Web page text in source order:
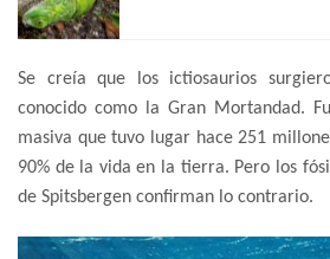
Se creía que los ictiosaurios
conocido como la Gran Mortandad.
masiva que tuvo lugar hace 251
90% de la vida en la tierra. Pero los
de Spitsbergen confirman lo contrario.